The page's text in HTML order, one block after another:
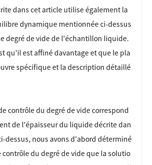
dans cet article utilise également la
dynamique mentionnée ci-dessus
degré de vide de l'échantillon liquide.
qu'il est affiné davantage et que le pla
spécifique et la description détaillé
contrôle du degré de vide correspond
de l'épaisseur du liquide décrite dan
dessus, nous avons d'abord déterminé
contrôle du degré de vide que la solutio